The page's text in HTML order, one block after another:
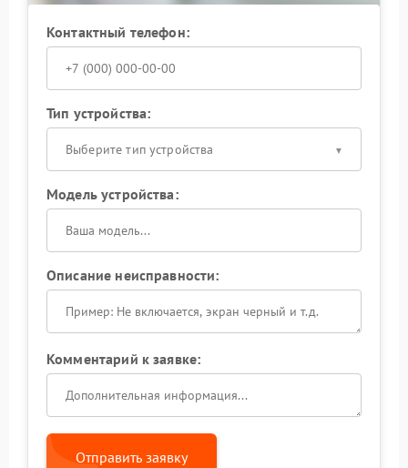
Контактный телефон:
Тип устройства:
Выберите тип устройства
Модель устройства:
Описание неисправности:
Комментарий к заявке:
Отправить заявку